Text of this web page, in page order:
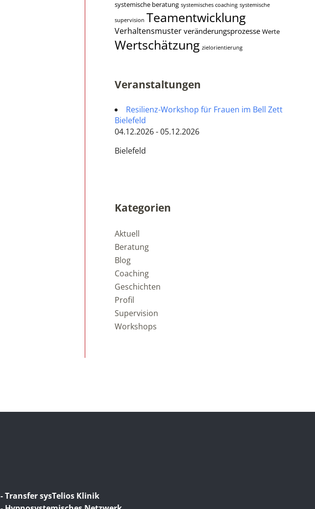
systemische beratung systemisches coaching systemische
supervision Teamentwicklung
Verhaltensmuster veränderungsprozesse Werte
Wertschätzung zielorientierung
Veranstaltungen
Resilienz-Workshop für Frauen im Bell Zett
Bielefeld
04.12.2026 - 05.12.2026
Bielefeld
Kategorien
Aktuell
Beratung
Blog
Coaching
Geschichten
Profil
Supervision
Workshops
- Transfer sysTelios Klinik